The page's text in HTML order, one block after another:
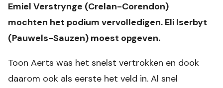
Emiel Verstrynge (Crelan-Corendon)
mochten het podium vervolledigen. Eli Iserbyt
(Pauwels-Sauzen) moest opgeven.
Toon Aerts was het snelst vertrokken en dook
daarom ook als eerste het veld in. Al snel